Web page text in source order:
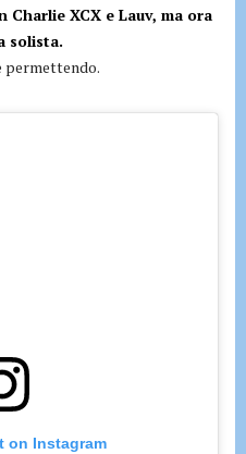
XCX e Lauv, ma ora
solista.
permettendo.
on Instagram